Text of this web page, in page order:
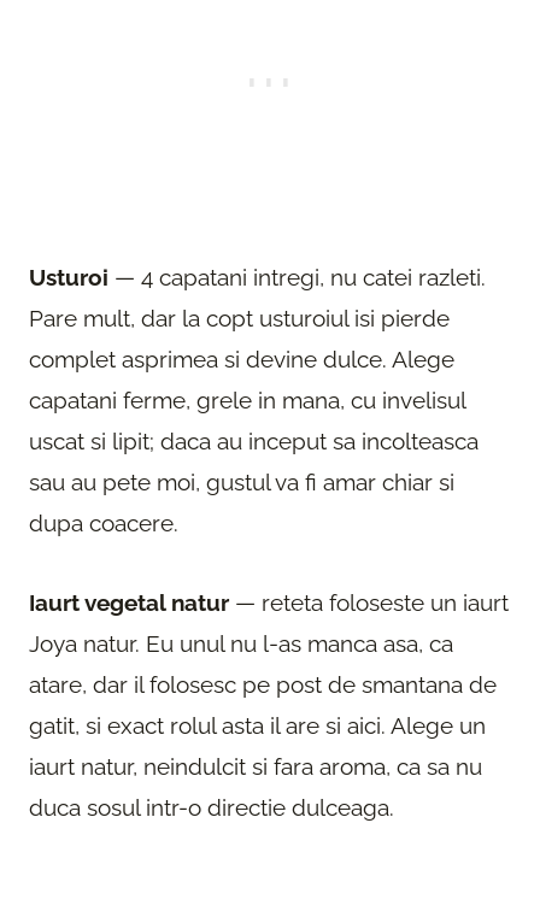
Usturoi — 4 capatani intregi, nu catei razleti.
Pare mult, dar la copt usturoiul isi pierde
complet asprimea si devine dulce. Alege
capatani ferme, grele in mana, cu invelisul
uscat si lipit; daca au inceput sa incolteasca
sau au pete moi, gustul va fi amar chiar si
dupa coacere.
Iaurt vegetal natur — reteta foloseste un iaurt
Joya natur. Eu unul nu l-as manca asa, ca
atare, dar il folosesc pe post de smantana de
gatit, si exact rolul asta il are si aici. Alege un
iaurt natur, neindulcit si fara aroma, ca sa nu
duca sosul intr-o directie dulceaga.